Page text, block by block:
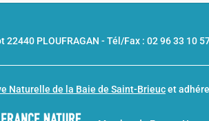
22440 PLOUFRAGAN -Tél/Fax : 02 96 33 10
Naturelle de la Baie de Saint-Brieucet